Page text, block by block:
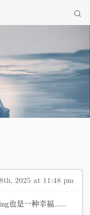
2025 at 11:48 pm
也是一种幸福......